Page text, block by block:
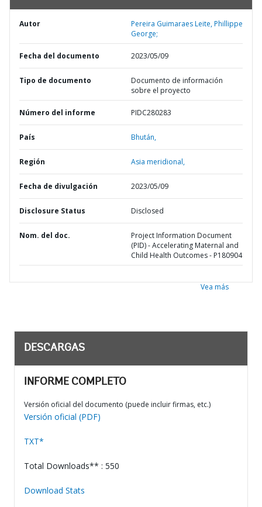
Autor
Pereira Guimaraes Leite, Phillippe
George;
Fecha del documento 2023/05/09
Tipo de documento
Documento de información
sobre el proyecto
Número del informe PIDC280283
País Bhután,
Región Asia meridional,
Fecha de divulgación 2023/05/09
Disclosure Status Disclosed
Nom. del doc.
Project Information Document
(PID) - Accelerating Maternal and
Child Health Outcomes - P180904
Vea más
DESCARGAS
INFORME COMPLETO
Versión oficial del documento (puede incluir firmas, etc.)
Versión oficial (PDF)
TXT*
Total Downloads** : 550
Download Stats